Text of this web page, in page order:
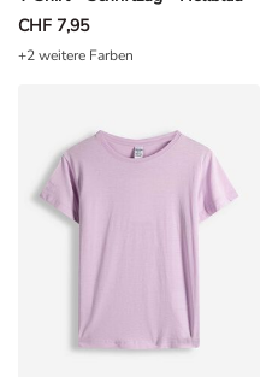
CHF 7,95
+2 weitere Farben